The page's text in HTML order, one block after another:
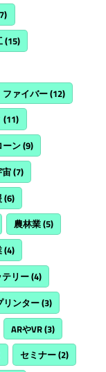
(15)
ファイバー(12)
(11)
ーン(9)
(7)
(6)
農林業(5)
(4)
リー(4)
リンター(3)
ARやVR(3)
セミナー(2)